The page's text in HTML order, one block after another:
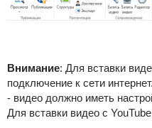
Внимание: Для вставки
подключение к сети
- видео должно иметь
Для вставки видео с YouTube